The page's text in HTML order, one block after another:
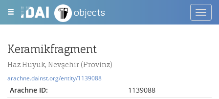
objects
Keramikfragment
Haz Hüyük, Nevşehir (Provinz)
arachne.dainst.org/entity/1139088
Arachne ID:
1139088